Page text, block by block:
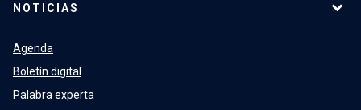
NOTICIAS
Agenda
Boletín digital
Palabra experta